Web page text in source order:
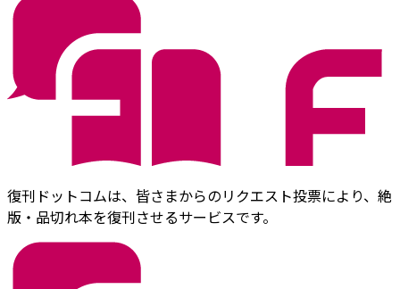
復刊ドットコムは、皆さまからのリクエスト投票により、絶
版・品切れ本を復刊させるサービスです。